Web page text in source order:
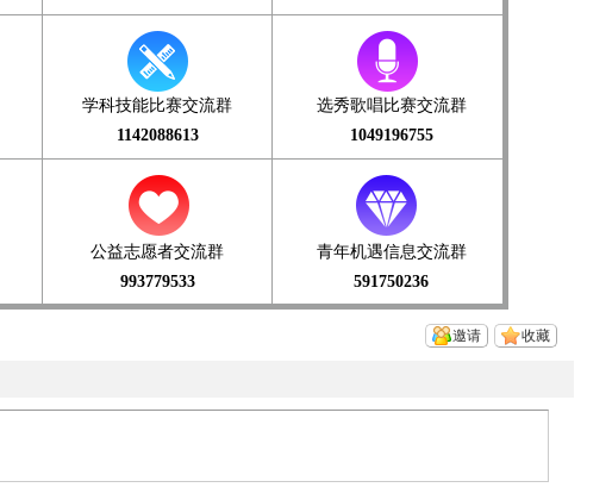
学科技能比赛交流群
1142088613
选秀歌唱比赛交流群
1049196755
公益志愿者交流群
993779533
青年机遇信息交流群
591750236
收藏
邀请